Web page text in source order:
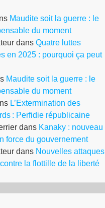
Maudite soit la guerre : le
du moment
dans Quatre luttes
en 2025 : pourquoi ça peut
Maudite soit la guerre : le
du moment
L’Extermination des
: Perfidie républicaine
dans Kanaky : nouveau
force du gouvernement
dans Nouvelles attaques
la flottille de la liberté